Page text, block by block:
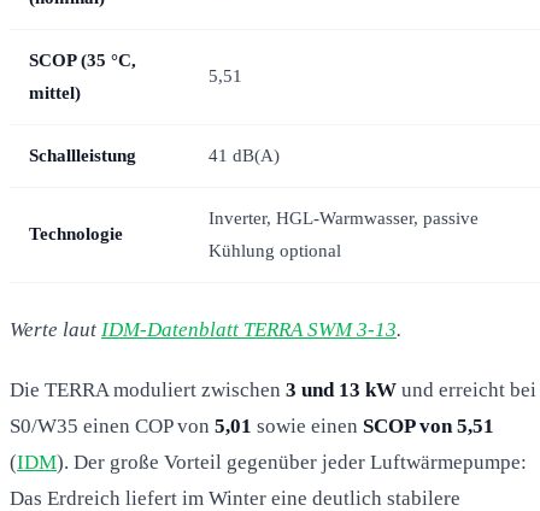
SCOP (35 °C,
mittel)
5,51
Schallleistung 41 dB(A)
Technologie
Inverter, HGL-Warmwasser, passive
Kühlung optional
Werte laut IDM-Datenblatt TERRA SWM 3-13.
Die TERRA moduliert zwischen 3 und 13 kW und erreicht bei
S0/W35 einen COP von 5,01 sowie einen SCOP von 5,51
(IDM). Der große Vorteil gegenüber jeder Luftwärmepumpe:
Das Erdreich liefert im Winter eine deutlich stabilere